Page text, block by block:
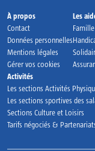
Accueil
À propos
Contact
Données personnelles
Mentions légales
Gérer vos cookies
Les
Famille
Activités
Les sections Activités
Les sections sportives des
Sections Culture et Loisirs
Tarifs négociés &